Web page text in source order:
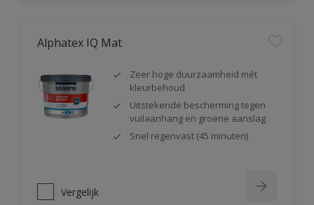
Alphatex IQ Mat
Zeer hoge duurzaamheid mét
kleurbehoud
Uitstekende bescherming tegen
vuilaanhang en groene aanslag
Snel regenvast (45 minuten)
Vergelijk